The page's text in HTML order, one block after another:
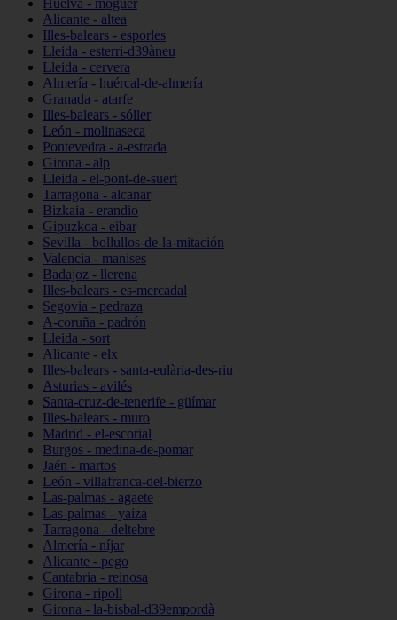
Huelva - moguer
Alicante - altea
Illes-balears - esporles
Lleida - esterri-d39àneu
Lleida - cervera
Almería - huércal-de-almería
Granada - atarfe
Illes-balears - sóller
León - molinaseca
Pontevedra - a-estrada
Girona - alp
Lleida - el-pont-de-suert
Tarragona - alcanar
Bizkaia - erandio
Gipuzkoa - eibar
Sevilla - bollullos-de-la-mitación
Valencia - manises
Badajoz - llerena
Illes-balears - es-mercadal
Segovia - pedraza
A-coruña - padrón
Lleida - sort
Alicante - elx
Illes-balears - santa-eulària-des-riu
Asturias - avilés
Santa-cruz-de-tenerife - güímar
Illes-balears - muro
Madrid - el-escorial
Burgos - medina-de-pomar
Jaén - martos
León - villafranca-del-bierzo
Las-palmas - agaete
Las-palmas - yaiza
Tarragona - deltebre
Almería - níjar
Alicante - pego
Cantabria - reinosa
Girona - ripoll
Girona - la-bisbal-d39empordà